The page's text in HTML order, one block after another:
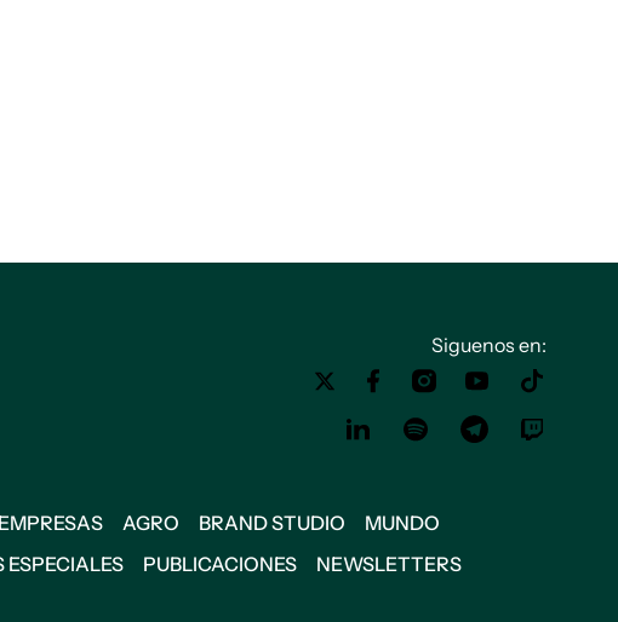
Siguenos en:
AGRO BRAND STUDIO
MUNDO
ESPECIALES PUBLICACIONES
NEWSLETTERS